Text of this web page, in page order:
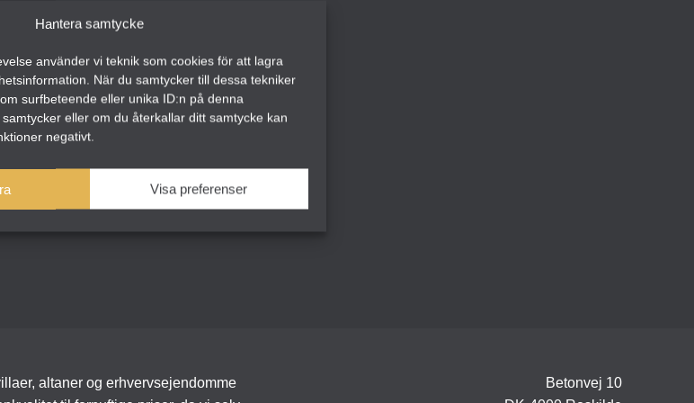
Hantera samtycke
använder vi teknik som cookies för att lagra
När du samtycker till dessa tekniker
surfbeteende eller unika ID:n på denna
eller om du återkallar ditt samtycke kan
negativt.
Visa preferenser
LOG IND
altaner og erhvervsejendomme
Betonvej 10